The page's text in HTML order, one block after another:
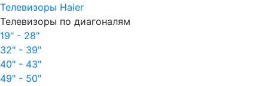
Телевизоры Haier
Телевизоры по диагоналям
19" - 28"
32" - 39"
40" - 43"
49" - 50"